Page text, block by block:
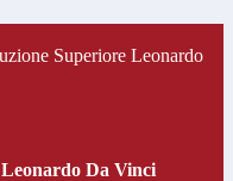
Superiore Leonardo
Da Vinci